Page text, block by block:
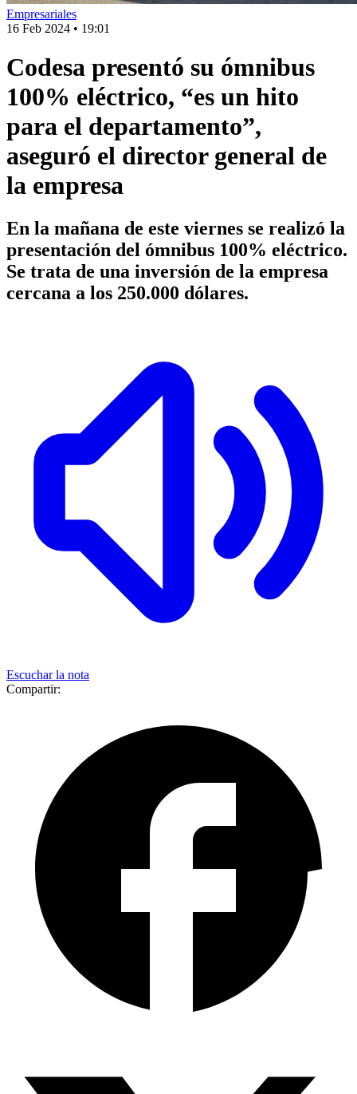
Empresariales
16 Feb 2024 • 19:01
Codesa presentó su ómnibus
100% eléctrico, “es un hito
para el departamento”,
aseguró el director general de
la empresa
En la mañana de este viernes se realizó la
presentación del ómnibus 100% eléctrico.
Se trata de una inversión de la empresa
cercana a los 250.000 dólares.
Escuchar la nota
Compartir: